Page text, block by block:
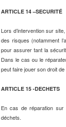
ARTICLE 14 –SECURITÉ
Lors d’intervention sur
des risques (notamment
pour assurer tant la
Dans le cas ou le
peut faire jouer son droit
ARTICLE 15 -DECHETS
En cas de réparation sur
déchets.